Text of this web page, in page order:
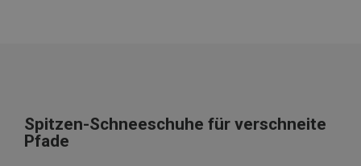
Spitzen-Schneeschuhe für verschneite
Pfade